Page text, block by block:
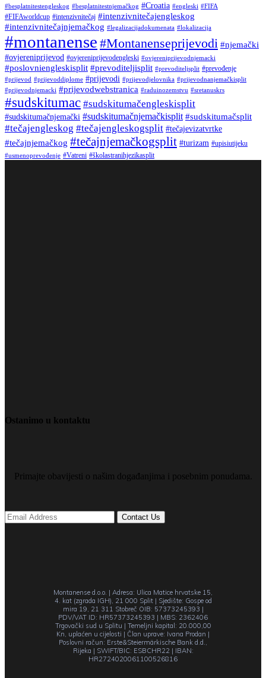
#besplatnitestengleskog #besplatnitestnjemačkog #Croatia #engleski #FIFA
#FIFAworldcup #intenzivnitečaj #intenzivnitečajengleskog
#intenzivnitečajnjemačkog #legalizacijadokumenata #lokalizacija
#montanense #Montanenseprijevodi #njemački
#ovjereniprijevod #ovjereniprijevodengleski #ovjereniprijevodnjemacki
#poslovniengleskisplit #prevoditeljisplit #prevoditeljsplit #prevođenje
#prijevod #prijevoddiplome #prijevodi #prijevodjelovnika #prijevodnanjemačkisplit
#prijevodnjemacki #prijevodwebstranica #raduinozemstvu #sretanuskrs
#sudskitumac #sudskitumačengleskisplit
#sudskitumačnjemački #sudskitumačnjemačkisplit #sudskitumačsplit
#tečajengleskog #tečajengleskogsplit #tečajevizatvrtke
#tečajnjemačkog #tečajnjemačkogsplit #turizam #upisiutijeku
#usmenoprevođenje #Vatreni #školastranihjezikasplit
Ostanimo u kontaktu
Primajte obavijesti o našim događanjima i posebnim ponudama.
Montanense d.o.o. | Adresa: Ulica Matice hrvatske 15,
4. kat (zgrada IGH), 21 000 Split | Sjedište: Gospe od
mira 19, 21 311 Stobreč OIB: 57373245393 |
PDV/VAT ID: HR57373245393 | MBS: 2362406
Trgovački sud u Splitu | Temeljni kapital: 20.000,00
Kn, uplaćen u cijelosti | Član uprave: Ivana Prodan |
Poslovni račun: Erste&Steiermärkische Bank d.d.,
Rijeka | SWIFT/BIC: ESBCHR22 | IBAN:
HR2724020061100526816